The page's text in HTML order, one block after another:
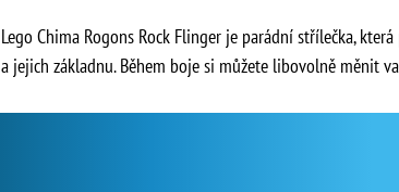
Lego Chima Rogons Rock Flinger je parádní střílečka,
a jejich základnu. Během boje si můžete libovolně měnit